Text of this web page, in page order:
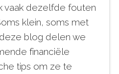
vaak dezelfde fouten
klein, soms met
blog delen we
financiële
tips om ze te